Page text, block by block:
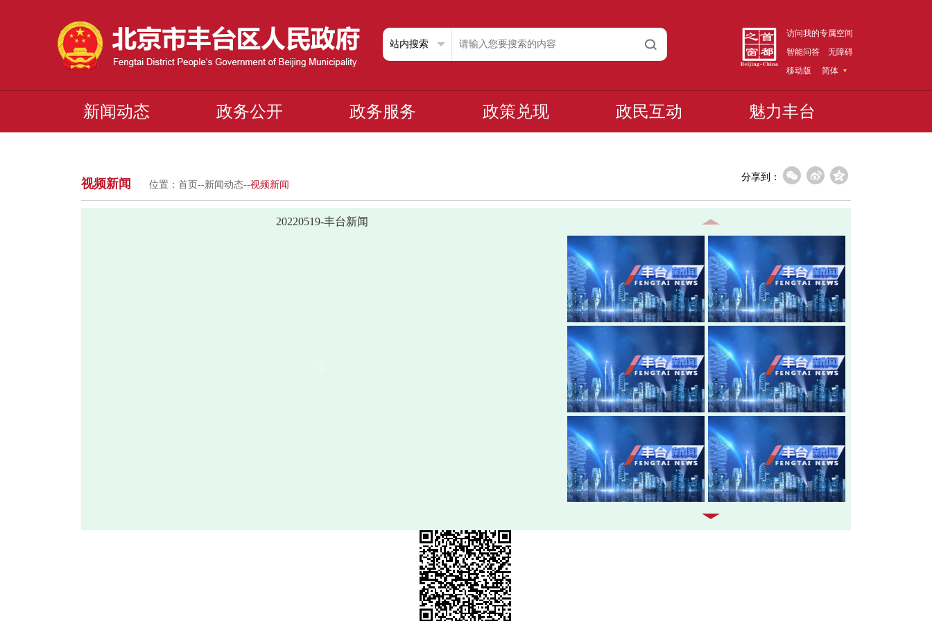
访问我的专属空间
智能问答
无障碍
移动版
简体
新闻动态 政务公开 政务服务 政策兑现 政民互动 魅力丰台
视频新闻 位置： 首页 --新闻动态--视频新闻
分享到：
20220519-丰台新闻
20260805-丰台新闻
20260803-丰台新闻
20260730-丰台新闻